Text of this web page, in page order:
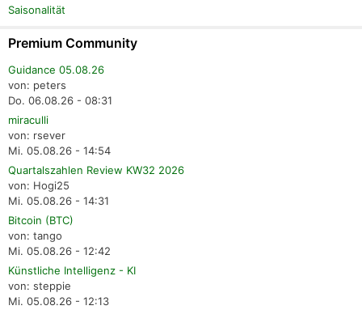
Saisonalität
Premium Community
Guidance 05.08.26
von: peters
Do. 06.08.26 - 08:31
miraculli
von: rsever
Mi. 05.08.26 - 14:54
Quartalszahlen Review KW32 2026
von: Hogi25
Mi. 05.08.26 - 14:31
Bitcoin (BTC)
von: tango
Mi. 05.08.26 - 12:42
Künstliche Intelligenz - KI
von: steppie
Mi. 05.08.26 - 12:13